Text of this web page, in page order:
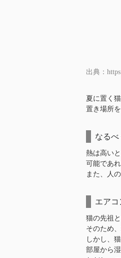
出典：
夏に置く
置き場所
なるべ
熱は高い
可能であ
また、人
エア
猫の先祖
そのため
しかし、
部屋から